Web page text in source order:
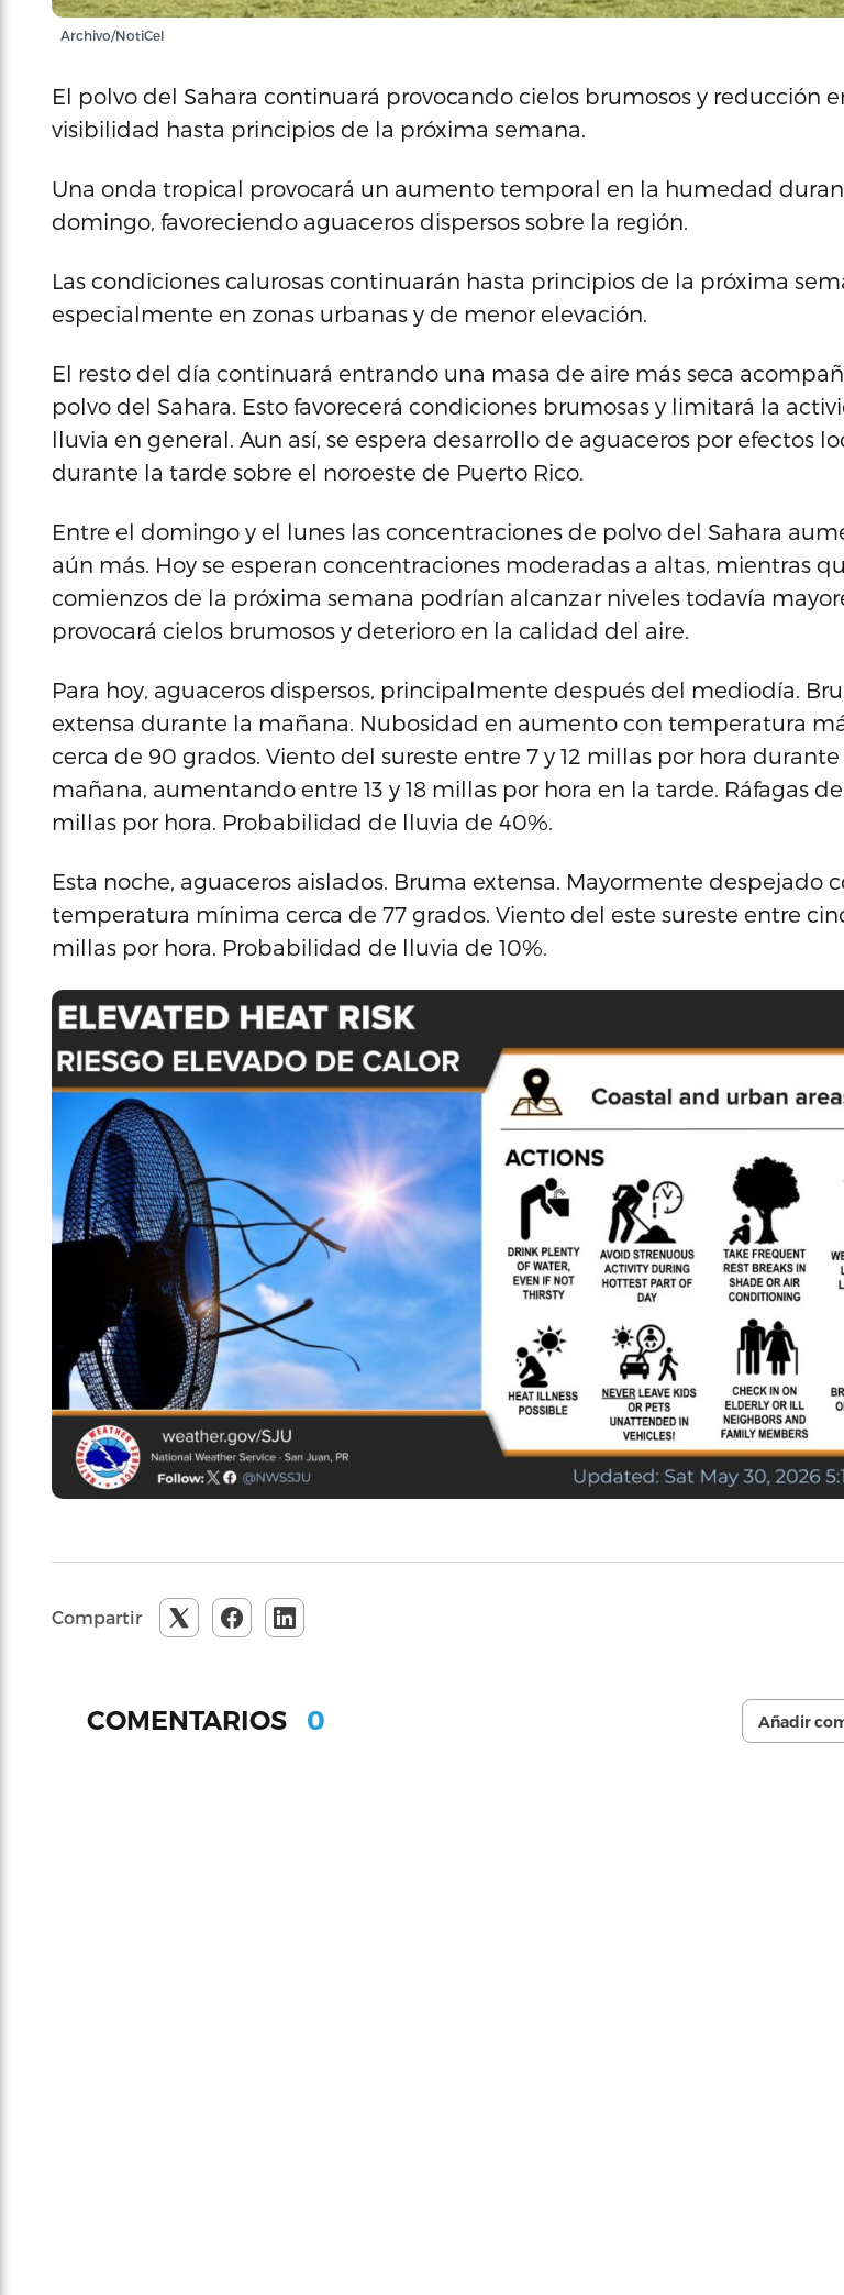
Archivo/NotiCel
El polvo del Sahara continuará provocando cielos brumosos y reducción
visibilidad hasta principios de la próxima semana.
Una onda tropical provocará un aumento temporal en la humedad
domingo, favoreciendo aguaceros dispersos sobre la región.
Las condiciones calurosas continuarán hasta principios de la próxima
especialmente en zonas urbanas y de menor elevación.
El resto del día continuará entrando una masa de aire más seca
polvo del Sahara. Esto favorecerá condiciones brumosas y limitará la
lluvia en general. Aun así, se espera desarrollo de aguaceros por efectos
durante la tarde sobre el noroeste de Puerto Rico.
Entre el domingo y el lunes las concentraciones de polvo del Sahara
aún más. Hoy se esperan concentraciones moderadas a altas, mientras
comienzos de la próxima semana podrían alcanzar niveles todavía
provocará cielos brumosos y deterioro en la calidad del aire.
Para hoy, aguaceros dispersos, principalmente después del mediodía.
extensa durante la mañana. Nubosidad en aumento con temperatura
cerca de 90 grados. Viento del sureste entre 7 y 12 millas por hora durante
mañana, aumentando entre 13 y 18 millas por hora en la tarde. Ráfagas
millas por hora. Probabilidad de lluvia de 40%.
Esta noche, aguaceros aislados. Bruma extensa. Mayormente despejado
temperatura mínima cerca de 77 grados. Viento del este sureste entre
millas por hora. Probabilidad de lluvia de 10%.
Compartir
COMENTARIOS 0 Añadir